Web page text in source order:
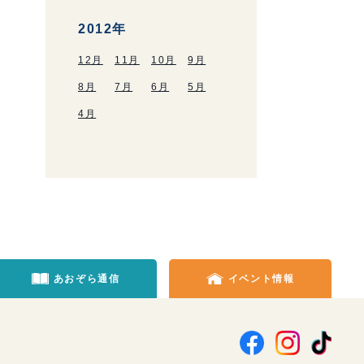
2012年
12月 11月 10月 9月
8月 7月 6月 5月
4月
あおぞら通信 イベント情報